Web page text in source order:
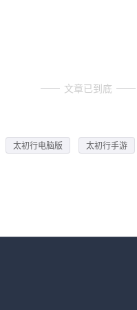
文章已到底
太初行电脑版 太初行手游